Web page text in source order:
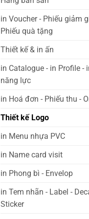
in Voucher - Phiếu giảm
Phiếu quà tặng
Thiết kế & in ấn
in Catalogue - in Profile -
năng lực
in Hoá đơn - Phiếu thu -
Thiết kế Logo
in Menu nhựa PVC
in Name card visit
in Phong bì - Envelop
in Tem nhãn - Label -
Sticker